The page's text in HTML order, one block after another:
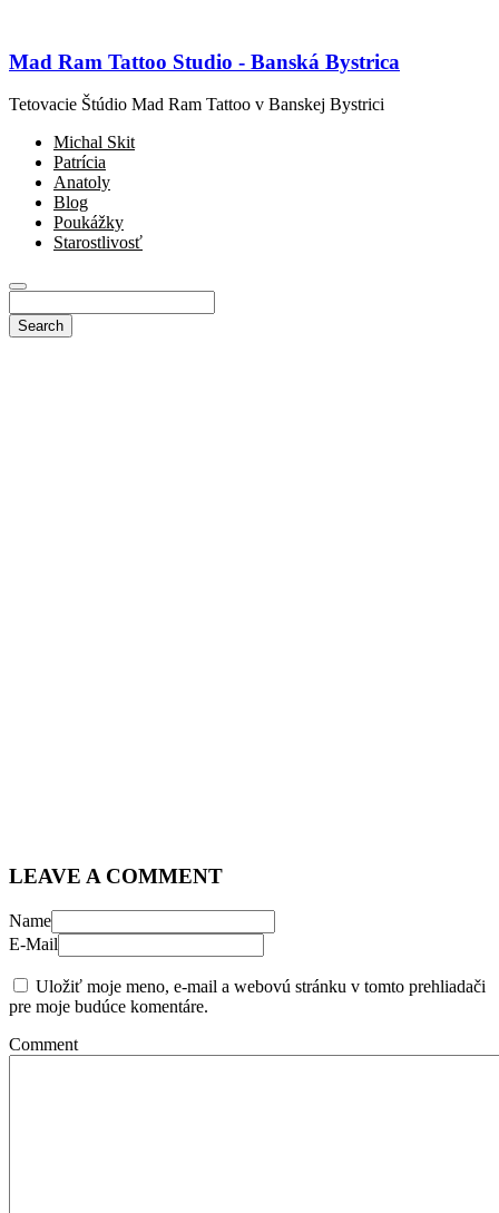
Mad Ram Tattoo Studio - Banská Bystrica
Tetovacie Štúdio Mad Ram Tattoo v Banskej Bystrici
Michal Skit
Patrícia
Anatoly
Blog
Poukážky
Starostlivosť
LEAVE A COMMENT
Name
E-Mail
Uložiť moje meno, e-mail a webovú stránku v tomto prehliadači
pre moje budúce komentáre.
Comment